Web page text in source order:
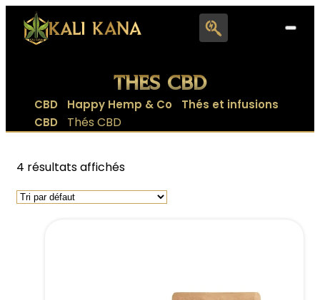
THÉS CBD
CBD Happy Hemp & Co
Thés et infusions
CBD
Thés CBD
4 résultats affichés